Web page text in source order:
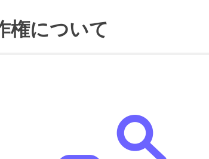
権について